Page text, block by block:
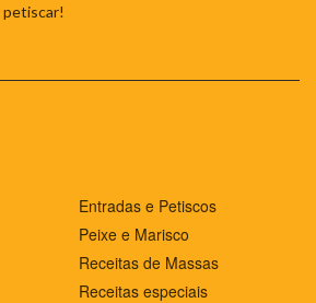
petiscar!
Entradas e Petiscos
Peixe e Marisco
Receitas de Massas
Receitas especiais